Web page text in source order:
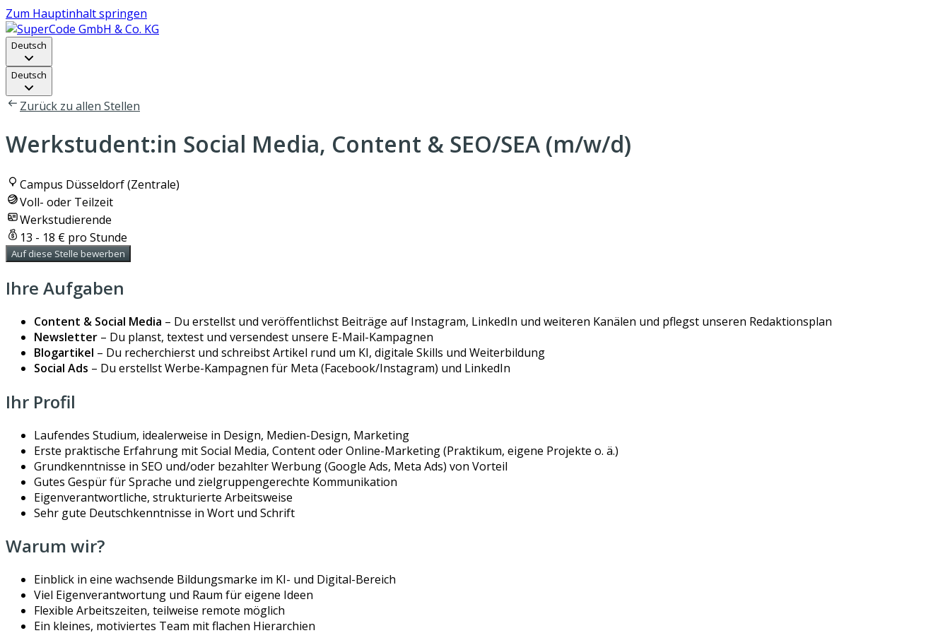
Zum Hauptinhalt springen
Deutsch
Deutsch
Zurück zu allen Stellen
Werkstudent:in Social Media, Content & SEO/SEA (m/w/d)
Campus Düsseldorf (Zentrale)
Voll- oder Teilzeit
Werkstudierende
13 - 18 € pro Stunde
Auf diese Stelle bewerben
Ihre Aufgaben
Content & Social Media – Du erstellst und veröffentlichst Beiträge auf Instagram, LinkedIn und weiteren Kanälen und pflegst unseren Redaktionsplan
Newsletter – Du planst, textest und versendest unsere E-Mail-Kampagnen
Blogartikel – Du recherchierst und schreibst Artikel rund um KI, digitale Skills und Weiterbildung
Social Ads – Du erstellst Werbe-Kampagnen für Meta (Facebook/Instagram) und LinkedIn
Ihr Profil
Laufendes Studium, idealerweise in Design, Medien-Design, Marketing
Erste praktische Erfahrung mit Social Media, Content oder Online-Marketing (Praktikum, eigene Projekte o. ä.)
Grundkenntnisse in SEO und/oder bezahlter Werbung (Google Ads, Meta Ads) von Vorteil
Gutes Gespür für Sprache und zielgruppengerechte Kommunikation
Eigenverantwortliche, strukturierte Arbeitsweise
Sehr gute Deutschkenntnisse in Wort und Schrift
Warum wir?
Einblick in eine wachsende Bildungsmarke im KI- und Digital-Bereich
Viel Eigenverantwortung und Raum für eigene Ideen
Flexible Arbeitszeiten, teilweise remote möglich
Ein kleines, motiviertes Team mit flachen Hierarchien